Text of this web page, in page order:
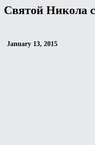
Святой Никола
January 13, 2015